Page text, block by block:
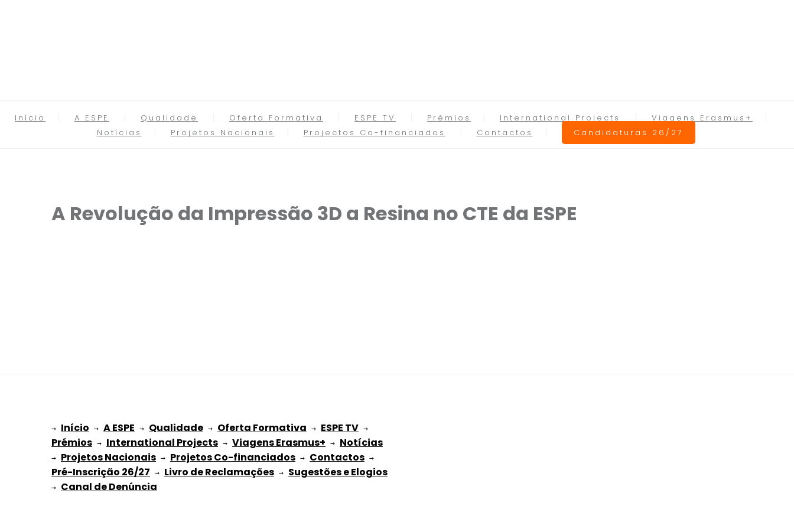
Início A ESPE Qualidade Oferta Formativa ESPE TV Prémios International Projects
Viagens Erasmus+
Notícias
Projetos Nacionais Projectos Co-financiados Contactos Candidaturas 26/27
A Revolução da Impressão 3D a Resina no CTE da ESPE
→ Início → A ESPE → Qualidade → Oferta Formativa → ESPE TV
Prémios → International Projects → Viagens Erasmus+ → Notícias
→ Projetos Nacionais → Projetos Co-financiados → Contactos
Pré-Inscrição 26/27 → Livro de Reclamações → Sugestões e Elogios
→